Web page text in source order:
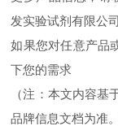
发实验试剂有限公司
如果您对任意产品
下您的需求
（注：本文内容基
品牌信息文档为准。